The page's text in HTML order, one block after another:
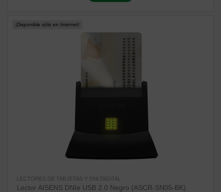
¡Disponible sólo en Internet!
LECTORES DE TARJETAS Y DNI DIGITAL
Lector AISENS DNIe USB 2.0 Negro (ASCR-SN05-BK)